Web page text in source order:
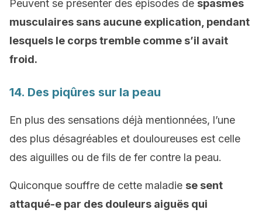
Peuvent se présenter des épisodes de spasmes
musculaires sans aucune explication, pendant
lesquels le corps tremble comme s’il avait
froid.
14. Des piqûres sur la peau
En plus des sensations déjà mentionnées, l’une
des plus désagréables et douloureuses est celle
des aiguilles ou de fils de fer contre la peau.
Quiconque souffre de cette maladie se sent
attaqué-e par des douleurs aiguës qui